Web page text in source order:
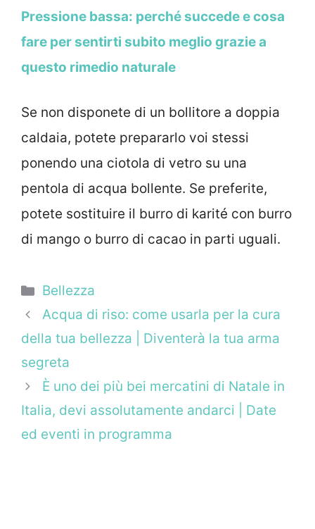
Pressione bassa: perché succede e cosa
fare per sentirti subito meglio grazie a
questo rimedio naturale
Se non disponete di un bollitore a doppia
caldaia, potete prepararlo voi stessi
ponendo una ciotola di vetro su una
pentola di acqua bollente. Se preferite,
potete sostituire il burro di karité con burro
di mango o burro di cacao in parti uguali.
Categorie
Bellezza
Acqua di riso: come usarla per la cura
della tua bellezza | Diventerà la tua arma
segreta
È uno dei più bei mercatini di Natale in
Italia, devi assolutamente andarci | Date
ed eventi in programma